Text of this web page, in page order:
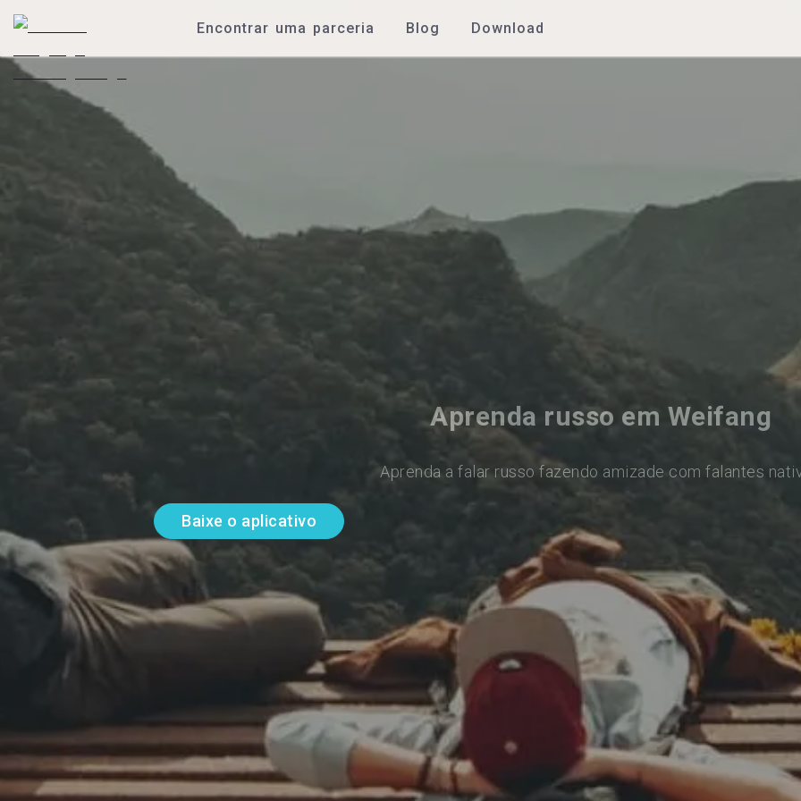
Encontrar uma parceria Blog Download
Aprenda russo em Weifang
Aprenda a falar russo fazendo amizade com falantes
Baixe o aplicativo